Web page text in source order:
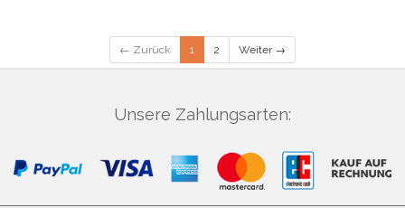
← Zurück 1 2 Weiter →
Unsere Zahlungsarten: